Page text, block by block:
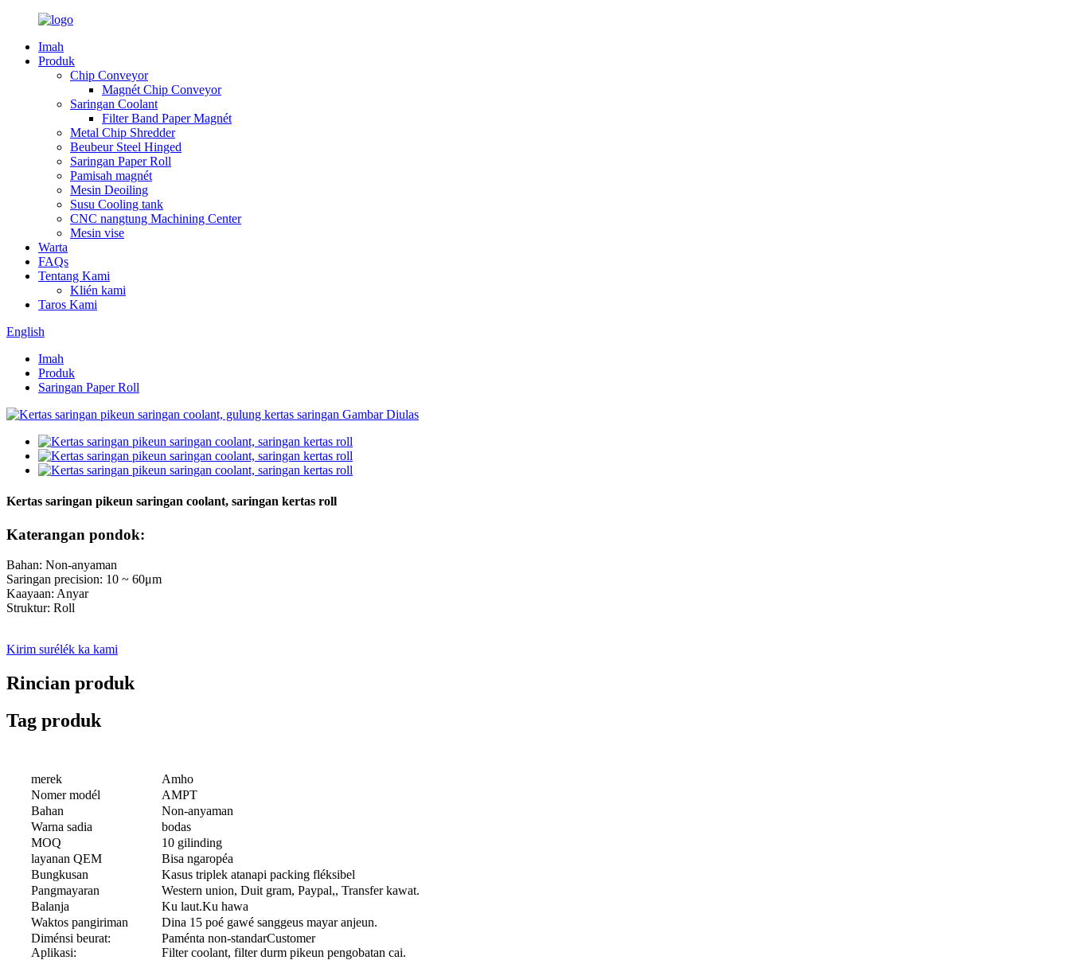
Imah
Produk
Chip Conveyor
Magnét Chip Conveyor
Saringan Coolant
Filter Band Paper Magnét
Metal Chip Shredder
Beubeur Steel Hinged
Saringan Paper Roll
Pamisah magnét
Mesin Deoiling
Susu Cooling tank
CNC nangtung Machining Center
Mesin vise
Warta
FAQs
Tentang Kami
Klién kami
Taros Kami
English
Imah
Produk
Saringan Paper Roll
Kertas saringan pikeun saringan coolant, saringan kertas roll
Katerangan pondok:
Bahan: Non-anyaman
Saringan precision: 10 ~ 60μm
Kaayaan: Anyar
Struktur: Roll
Kirim surélék ka kami
Rincian produk
Tag produk
merek
Amho
Nomer modél
AMPT
Bahan
Non-anyaman
Warna sadia
bodas
MOQ
10 gilinding
layanan QEM
Bisa ngaropéa
Bungkusan
Kasus triplek atanapi packing fléksibel
Pangmayaran
Western union, Duit gram, Paypal,, Transfer kawat.
Balanja
Ku laut.Ku hawa
Waktos pangiriman
Dina 15 poé gawé sanggeus mayar anjeun.
Diménsi beurat:
Aplikasi:
Paménta non-standarCustomer
Filter coolant, filter durm pikeun pengobatan cai.